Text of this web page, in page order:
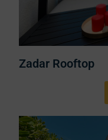
Zadar Rooftop